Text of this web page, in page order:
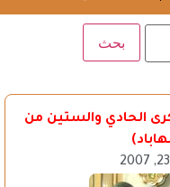
الحادي والستين من